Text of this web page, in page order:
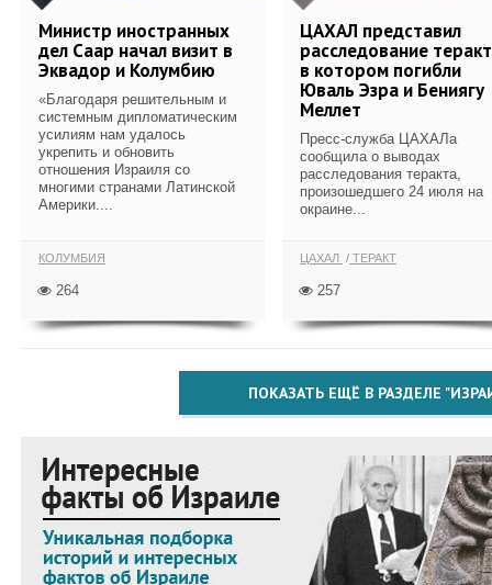
Министр иностранных
дел Саар начал визит в
Эквадор и Колумбию
«Благодаря решительным и
системным дипломатическим
усилиям нам удалось
укрепить и обновить
отношения Израиля со
многими странами Латинской
Америки....
КОЛУМБИЯ
264
ЦАХАЛ представил
расследование
в котором погибли
Юваль Эзра и Бениягу
Меллет
Пресс-служба ЦАХАЛа
сообщила о выводах
расследования теракта,
произошедшего 24 июля на
окраине...
ЦАХАЛ ТЕРАКТ
257
ПОКАЗАТЬ ЕЩЁ В РАЗДЕЛЕ